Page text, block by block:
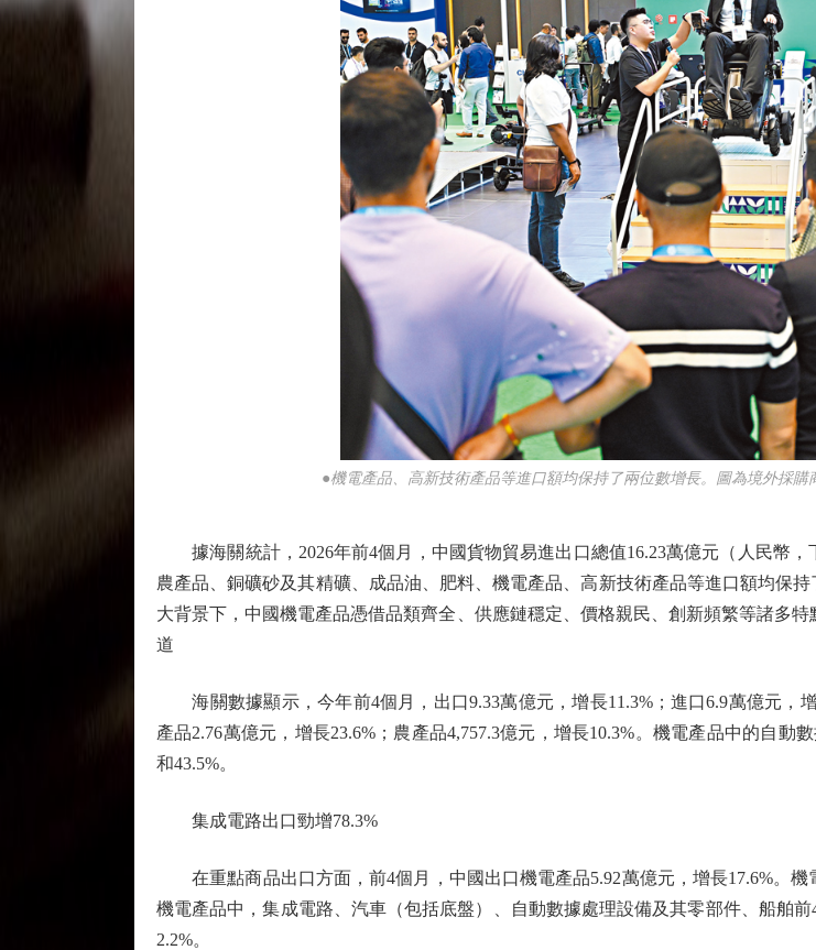
●機電產品、高新技術產品等進口額均保持了兩位數增長。圖為境外採
據海關統計，2026年前4個月，中國貨物貿易進出口總值16.23萬億元（人民幣，
農產品、銅礦砂及其精礦、成品油、肥料、機電產品、高新技術產品等進口額均保
大背景下，中國機電產品憑借品類齊全、供應鏈穩定、價格親民、創新頻繁等諸多
道
海關數據顯示，今年前4個月，出口9.33萬億元，增長11.3%；進口6.9萬億元，
產品2.76萬億元，增長23.6%；農產品4,757.3億元，增長10.3%。機電產品中的自
和43.5%。
集成電路出口勁增78.3%
在重點商品出口方面，前4個月，中國出口機電產品5.92萬億元，增長17.6%。機
機電產品中，集成電路、汽車（包括底盤）、自動數據處理設備及其零部件、船舶
2.2%。